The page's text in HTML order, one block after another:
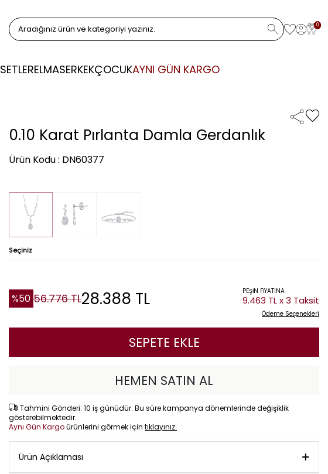
0
SETLERELMASERKEKÇOCUKAYNI GÜN KARGO
0.10 Karat Pırlanta Damla Gerdanlık
Ürün Kodu : DN60377
Seçiniz
%50 56.776TL28.388 TL PEŞİN FİYATINA
9.463 TL x 3 Taksit
Ödeme Seçenekleri
SEPETE EKLE
HEMEN SATIN AL
Tahmini Gönderi: 10 iş günüdür. Bu süre kampanya dönemlerinde değişiklik
gösterebilmektedir.
Aynı Gün Kargoürünlerini görmek için tıklayınız.
Ürün Açıklaması